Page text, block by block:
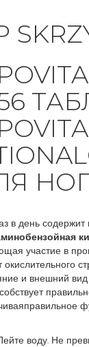
в день содержит
участие в
и внешний вид
Пейте воду. Не